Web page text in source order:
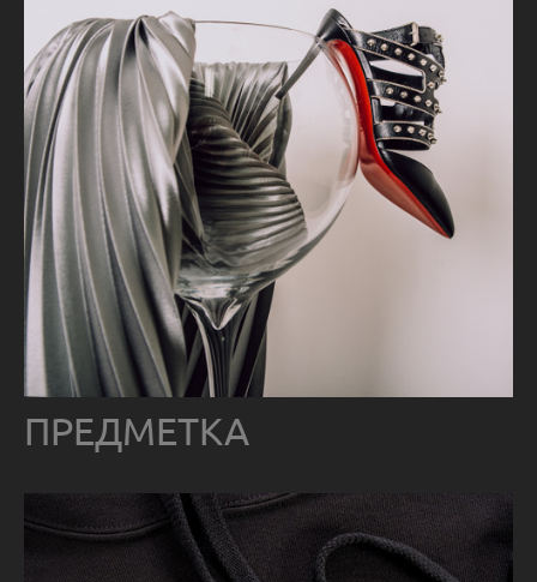
ПРЕДМЕТКА